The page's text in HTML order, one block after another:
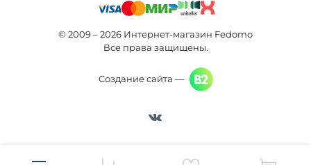
© 2009 – 2026 Интернет-магазин Fedomo
Все права защищены.
Создание сайта —